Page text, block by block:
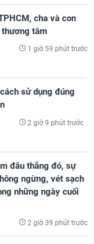
cha và con
tâm
1 giờ 59 phút trước
sử dụng đúng
2 giờ 9 phút trước
đâu thắng đó, sự
ngừng, vét sạch
những ngày cuối
2 giờ 39 phút trước